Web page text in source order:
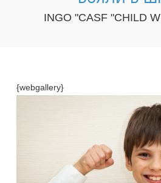
INGO "CASF "CHILD
{webgallery}